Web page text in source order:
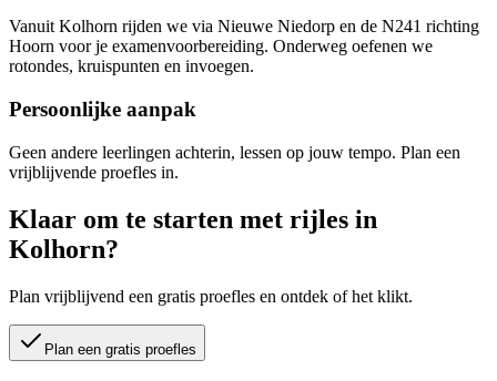
Vanuit Kolhorn rijden we via Nieuwe Niedorp en de N241 richting
Hoorn voor je examenvoorbereiding. Onderweg oefenen we
rotondes, kruispunten en invoegen.
Persoonlijke aanpak
Geen andere leerlingen achterin, lessen op jouw tempo. Plan een
vrijblijvende proefles in.
Klaar om te starten met rijles in
Kolhorn?
Plan vrijblijvend een gratis proefles en ontdek of het klikt.
Plan een gratis proefles